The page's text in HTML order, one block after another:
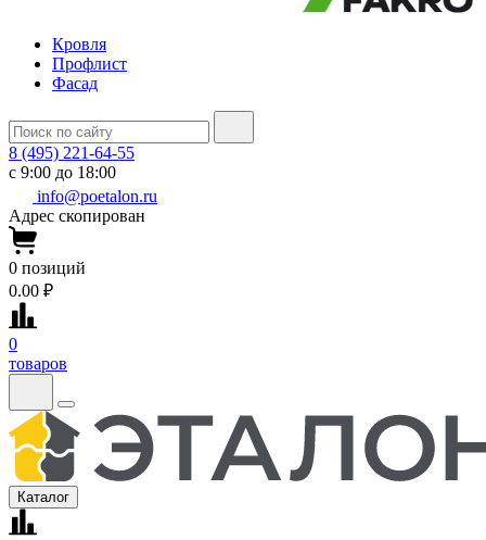
Кровля
Профлист
Фасад
8 (495) 221-64-55
с 9:00 до 18:00
info@poetalon.ru
Адрес скопирован
0 позиций
0.00 ₽
0
товаров
Каталог